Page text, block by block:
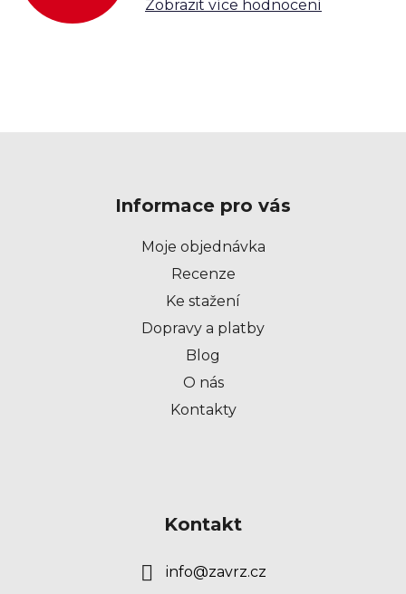
i
Zobrazit více hodnocení
Informace pro vás
Moje objednávka
Recenze
Ke stažení
Dopravy a platby
Blog
O nás
Kontakty
Kontakt
info@zavrz.cz